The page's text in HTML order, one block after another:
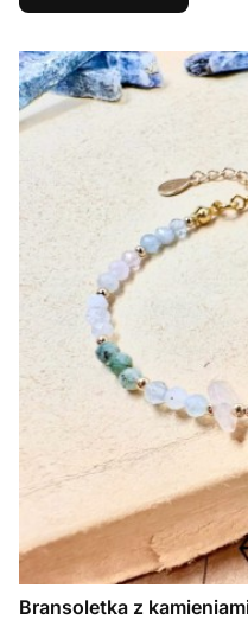
Bransoletka z